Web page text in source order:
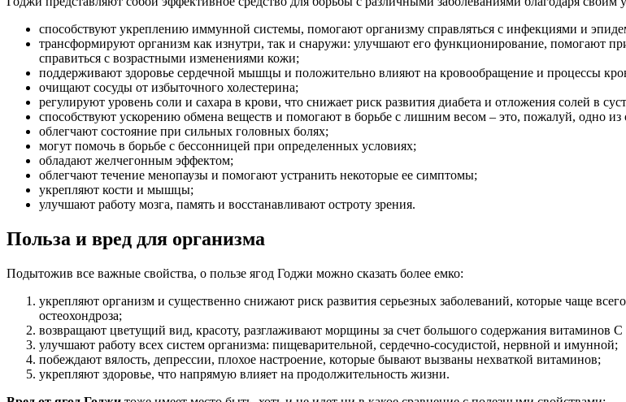
способствуют укреплению иммунной системы, помогают организму справляться с инфекциями и
трансформируют организм как изнутри, так и снаружи: улучшают его функционирование, помогают
справиться с возрастными изменениями кожи;
поддерживают здоровье сердечной мышцы и положительно влияют на кровообращение и процессы
очищают сосуды от избыточного холестерина;
регулируют уровень соли и сахара в крови, что снижает риск развития диабета и отложения солей в
способствуют ускорению обмена веществ и помогают в борьбе с лишним весом – это, пожалуй, одно
облегчают состояние при сильных головных болях;
могут помочь в борьбе с бессонницей при определенных условиях;
обладают желчегонным эффектом;
облегчают течение менопаузы и помогают устранить некоторые ее симптомы;
укрепляют кости и мышцы;
улучшают работу мозга, память и восстанавливают остроту зрения.
Польза и вред для организма
Подытожив все важные свойства, о пользе ягод Годжи можно сказать более емко:
укрепляют организм и существенно снижают риск развития серьезных заболеваний, которые чаще
остеохондроза;
возвращают цветущий вид, красоту, разглаживают морщины за счет большого содержания витаминов
улучшают работу всех систем организма: пищеварительной, сердечно-сосудистой, нервной и имунной;
побеждают вялость, депрессии, плохое настроение, которые бывают вызваны нехваткой витаминов;
укрепляют здоровье, что напрямую влияет на продолжительность жизни.